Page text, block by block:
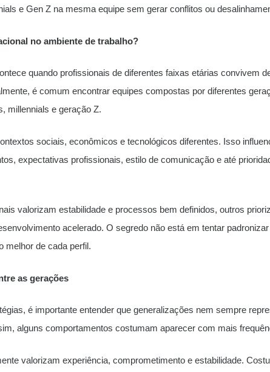
e Gen Z na mesma equipe sem gerar conflitos ou
no ambiente de trabalho?
quando profissionais de diferentes faixas etárias convivem
é comum encontrar equipes compostas por diferentes
millennials e geração Z.
sociais, econômicos e tecnológicos diferentes. Isso
expectativas profissionais, estilo de comunicação e até
valorizam estabilidade e processos bem definidos, outros
acelerado. O segredo não está em tentar
melhor de cada perfil.
as gerações
é importante entender que generalizações nem sempre
alguns comportamentos costumam aparecer com mais
valorizam experiência, comprometimento e estabilidade.